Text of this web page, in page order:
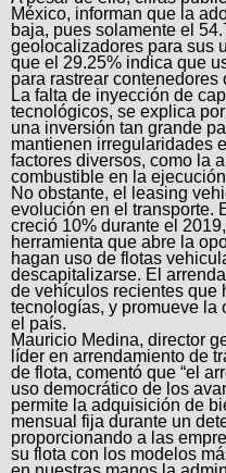
México, informan que la
baja, pues solamente el
geolocalizadores para sus
que el 29.25% indica que
para rastrear contenedores
La falta de inyección de
tecnológicos, se explica
una inversión tan grande
mantienen irregularidades
factores diversos, como la
combustible en la
No obstante, el leasing
evolución en el transporte.
creció 10% durante el
herramienta que abre la
hagan uso de flotas
descapitalizarse. El
de vehículos recientes que
tecnologías, y promueve la
el país.
Mauricio Medina, director
líder en arrendamiento de
de flota, comentó que “el
uso democrático de los
permite la adquisición de
mensual fija durante un
proporcionando a las
su flota con los modelos